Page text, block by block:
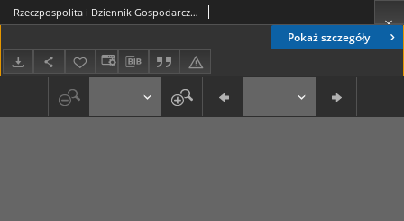
Pokaż szczegóły
Rzeczpospolita i Dziennik Gospodarczy. R. 4, nr 131 (15 maja 1947)